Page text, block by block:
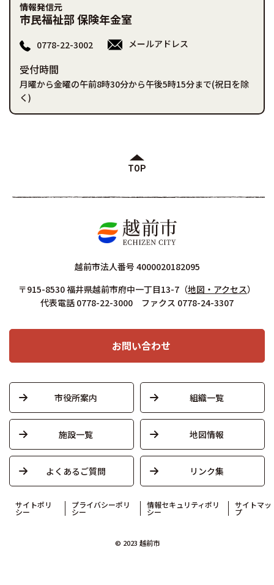
情報発信元
市民福祉部 保険年金室
0778-22-3002 メールアドレス
受付時間
月曜から金曜の午前8時30分から午後5時15分まで(祝日を除
く)
TOP
越前市法人番号 4000020182095
〒915-8530 福井県越前市府中一丁目13-7 （地図・アクセス）
代表電話 0778-22-3000 ファクス 0778-24-3307
お問い合わせ
市役所案内 組織一覧
施設一覧 地図情報
よくあるご質問 リンク集
サイトポリ
シー
プライバシーポリ
シー
情報セキュリティポリ
シー
サイトマッ
プ
© 2023 越前市